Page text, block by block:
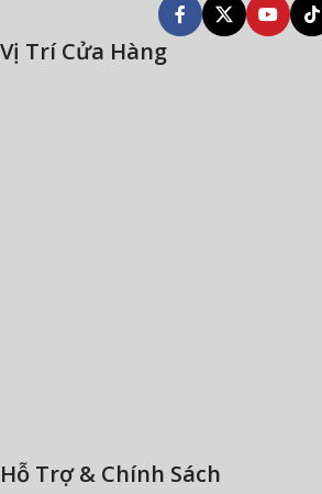
Vị Trí Cửa Hàng
Hỗ Trợ & Chính Sách